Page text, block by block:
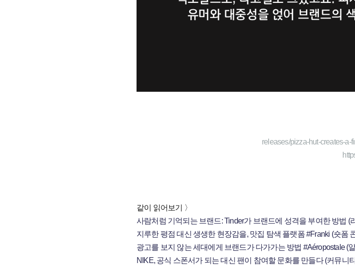
releases/pizza-hut-creates-a-
같이 읽어보기 〉
사람처럼 기억되는 브랜드: Tinder가 브랜드에 성격을 부여한 방법 (
지루한 평점 대신 생생한 현장감을, 맛집 탐색 플랫폼 #Franki (숏폼
광고를 보지 않는 세대에게 브랜드가 다가가는 방법 #Aéropostale (
NIKE, 공식 스폰서가 되는 대신 팬이 참여할 문화를 만들다 (커뮤니